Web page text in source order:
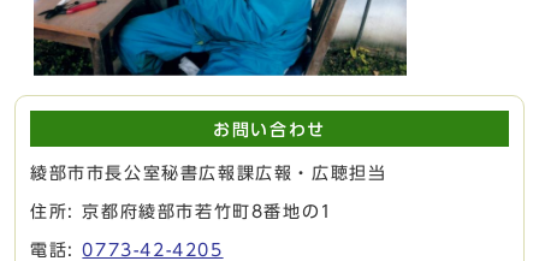
お問い合わせ
綾部市市長公室秘書広報課広報・広聴担当
住所: 京都府綾部市若竹町8番地の1
電話:0773-42-4205